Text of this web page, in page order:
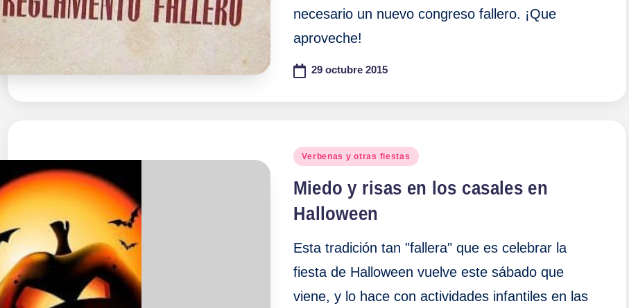
necesario un nuevo congreso fallero. ¡Que
aproveche!
29 octubre 2015
Publicado
Verbenas y otras fiestas
Miedo y risas en los casales en
Halloween
Esta tradición tan "fallera" que es celebrar la
fiesta de Halloween vuelve este sábado que
viene, y lo hace con actividades infantiles en las